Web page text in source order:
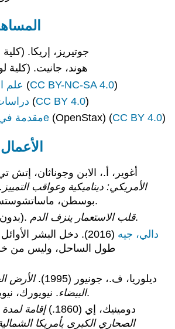
جوتيريز، إريكا.
هوند، جانيت. (كلية
علم (باركان) (CC BY-NC-SA 4.0)
(دان) (CC BY 4.0)
مقدمة في علم الاجتماع 2e (OpenStax) (CC BY 4.0)
أغوير، أ.، الابن وجوناثان، إتش تي
الأمريكي: ديناميكية وعواقب التمييز.
بوسطن، ماساتشوستس: ماكجرو هيل.
(بدون تاريخ). قلب الاستعمار ينزف الدم.
دالي، جيه
(2016). دخل البشر
طول الساحل، وليس من
ديلوريا، ف.، جونيور (1995).
الأرض
البيضاء. نيويورك، نيويورك: سكريبنرز.
دومينيك، إي (1860.)
إقامة
الصحاري الكبرى بأمريكا